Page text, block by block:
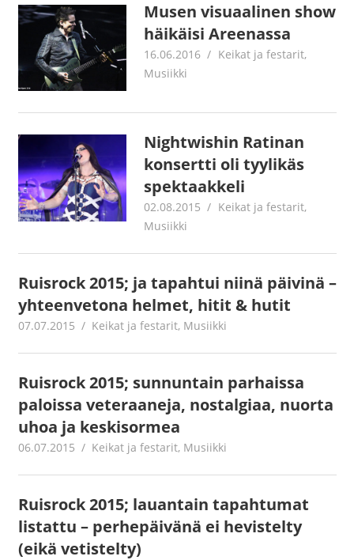
Musen visuaalinen show
häikäisi Areenassa
16.06.2016 mestanet
Keikat ja festarit,
Musiikki
Nightwishin Ratinan
konsertti oli tyylikäs
spektaakkeli
02.08.2015 mestanet
Keikat ja festarit,
Musiikki
Ruisrock 2015; ja tapahtui niinä päivinä –
yhteenvetona helmet, hitit & hutit
07.07.2015 mestanet
Keikat ja festarit, Musiikki
Ruisrock 2015; sunnuntain parhaissa
paloissa veteraaneja, nostalgiaa, nuorta
uhoa ja keskisormea
06.07.2015 mestanet
Keikat ja festarit, Musiikki
Ruisrock 2015; lauantain tapahtumat
listattu – perhepäivänä ei hevistelty
(eikä vetistelty)